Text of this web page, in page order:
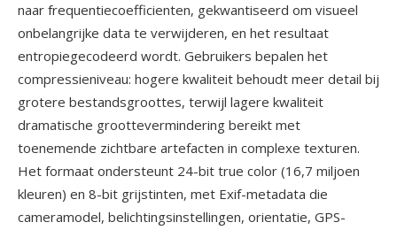
naar frequentiecoefficienten, gekwantiseerd om visueel
onbelangrijke data te verwijderen, en het resultaat
entropiegecodeerd wordt. Gebruikers bepalen het
compressieniveau: hogere kwaliteit behoudt meer detail bij
grotere bestandsgroottes, terwijl lagere kwaliteit
dramatische groottevermindering bereikt met
toenemende zichtbare artefacten in complexe texturen.
Het formaat ondersteunt 24-bit true color (16,7 miljoen
kleuren) en 8-bit grijstinten, met Exif-metadata die
cameramodel, belichtingsinstellingen, orientatie, GPS-